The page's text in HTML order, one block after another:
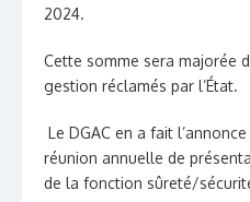
2024.
Cette somme sera majorée
gestion réclamés par l’État.
Le DGAC en a fait
réunion annuelle de
de la fonction sûreté/